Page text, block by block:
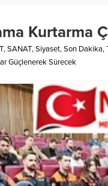
Kurtarma
,SANAT,Siyaset,Son Dakika,
Güçlenerek Sürecek